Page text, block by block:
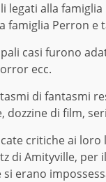
legati alla
famiglia Perron e
casi furono
ecc.
di fantasmi
dozzine di film,
critiche ai
di Amityville, per
erano